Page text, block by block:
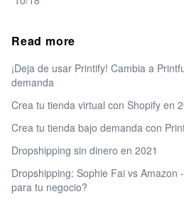
Read more
¡Deja de usar Printify! Cambia a
demanda
Crea tu tienda virtual con Shopify en
Crea tu tienda bajo demanda con
Dropshipping sin dinero en 2021
Dropshipping: Sophie Fai vs Amazon
para tu negocio?